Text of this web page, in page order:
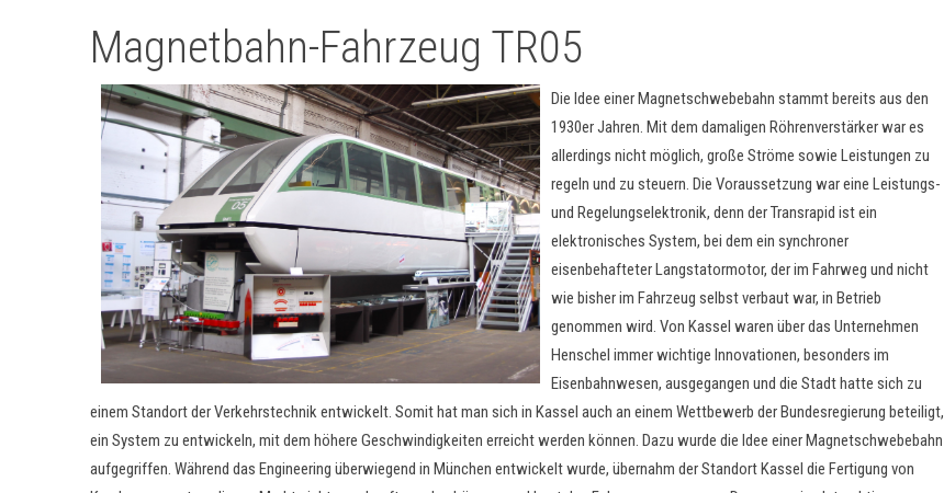
Magnetbahn-Fahrzeug TR05
Die Idee einer Magnetschwebebahn stammt bereits aus den
1930er Jahren. Mit dem damaligen Röhrenverstärker war es
allerdings nicht möglich, große Ströme sowie Leistungen zu
regeln und zu steuern. Die Voraussetzung war eine Leistungs-
und Regelungselektronik, denn der Transrapid ist ein
elektronisches System, bei dem ein synchroner
eisenbehafteter Langstatormotor, der im Fahrweg und nicht
wie bisher im Fahrzeug selbst verbaut war, in Betrieb
genommen wird. Von Kassel waren über das Unternehmen
Henschel immer wichtige Innovationen, besonders im
Eisenbahnwesen, ausgegangen und die Stadt hatte sich zu
einem Standort der Verkehrstechnik entwickelt. Somit hat man sich in Kassel auch an einem Wettbewerb der Bundesregierung beteiligt,
ein System zu entwickeln, mit dem höhere Geschwindigkeiten erreicht werden können. Dazu wurde die Idee einer Magnetschwebebahn
aufgegriffen. Während das Engineering überwiegend in München entwickelt wurde, übernahm der Standort Kassel die Fertigung von